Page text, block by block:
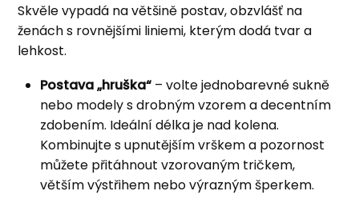
Skvěle vypadá na většině postav, obzvlášť na
ženách s rovnějšími liniemi, kterým dodá tvar a
lehkost.
Postava „hruška“ – volte jednobarevné sukně
nebo modely s drobným vzorem a decentním
zdobením. Ideální délka je nad kolena.
Kombinujte s upnutějším vrškem a pozornost
můžete přitáhnout vzorovaným tričkem,
větším výstřihem nebo výrazným šperkem.